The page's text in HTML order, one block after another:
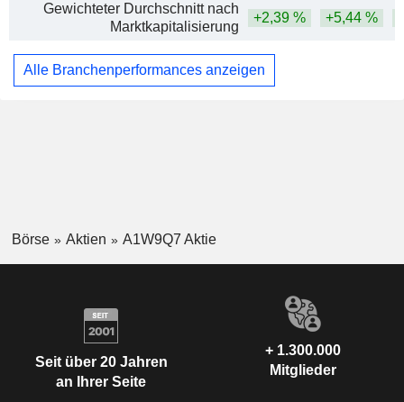
Gewichteter Durchschnitt nach
Marktkapitalisierung
+2,39 % +5,44 %
Alle Branchenperformances anzeigen
Börse Aktien A1W9Q7 Aktie
Seit über 20 Jahren
an Ihrer Seite
+ 1.300.000
Mitglieder